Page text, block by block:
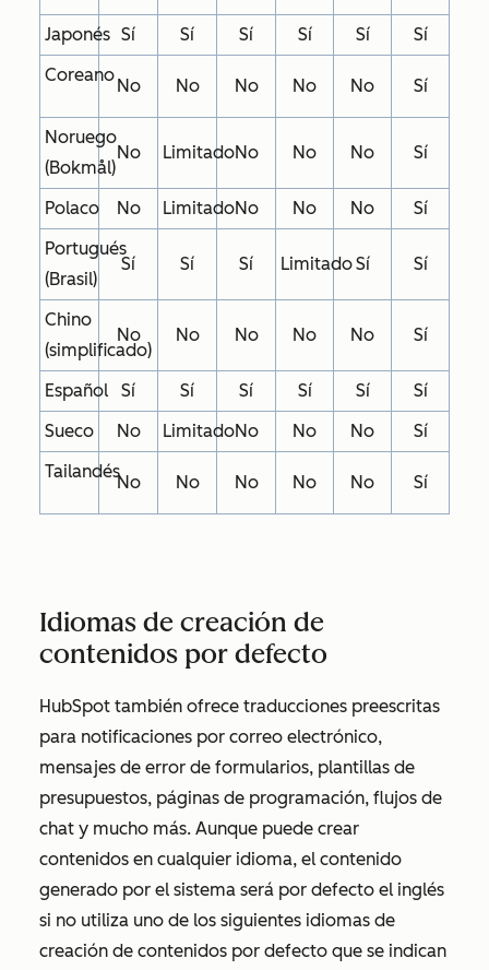
Japonés Sí Sí Sí Sí Sí
Sí
Coreano
No No No No No Sí
Noruego
(Bokmål)
No LimitadoNo No No Sí
Polaco No LimitadoNo No No
Sí
Portugués
(Brasil)
Sí Sí Sí LimitadoSí Sí
Chino
(simplificado)
No No No No No Sí
Español Sí Sí Sí Sí Sí
Sí
Sueco
No LimitadoNo No No
Sí
Tailandés
No No No No No Sí
Idiomas de creación de
contenidos por defecto
HubSpot también ofrece traducciones preescritas
para notificaciones por correo electrónico,
mensajes de error de formularios, plantillas de
presupuestos, páginas de programación, flujos de
chat y mucho más. Aunque puede crear
contenidos en cualquier idioma, el contenido
generado por el sistema será por defecto el inglés
si no utiliza uno de los siguientes idiomas de
creación de contenidos por defecto que se indican